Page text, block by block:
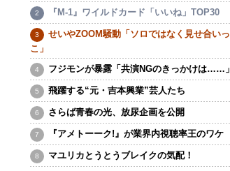
『M-1』ワイルドカード「いいね」TOP30
せいやZOOM騒動「ソロではなく見せ合いっ
こ」
フジモンが暴露「共演NGのきっかけは……」
飛躍する“元・吉本興業”芸人たち
さらば青春の光、放尿企画を公開
『アメトーーク!』が業界内視聴率王のワケ
マユリカとうとうブレイクの気配！